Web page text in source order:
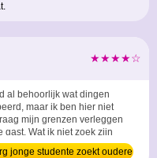
★★★★☆
al behoorlijk wat dingen
maar ik ben hier niet
mijn grenzen verleggen
gast. Wat ik niet zoek zijn
...
jonge studente zoekt oudere